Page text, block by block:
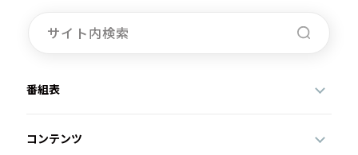
番組表
コンテンツ